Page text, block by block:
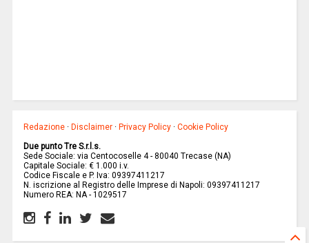
Redazione ·Disclaimer ·Privacy Policy ·Cookie Policy
Due punto Tre S.r.l.s.
Sede Sociale: via Centocoselle 4 - 80040 Trecase (NA)
Capitale Sociale: € 1.000 i.v.
Codice Fiscale e P. Iva: 09397411217
N. iscrizione al Registro delle Imprese di Napoli: 09397411217
Numero REA: NA - 1029517